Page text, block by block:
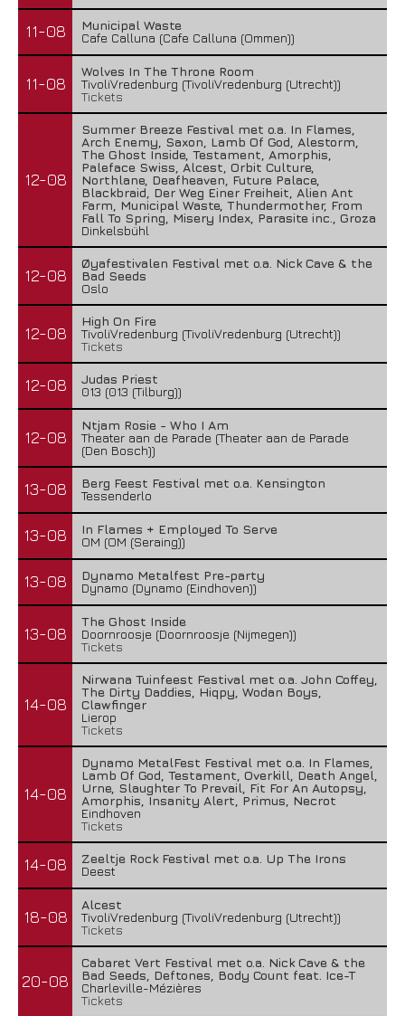
11-08
Municipal Waste
Cafe Calluna (Cafe Calluna (Ommen))
11-08
Wolves In The Throne Room
TivoliVredenburg (TivoliVredenburg (Utrecht))
Tickets
12-08
Summer Breeze Festival met o.a. In Flames,
Arch Enemy, Saxon, Lamb Of God, Alestorm,
The Ghost Inside, Testament, Amorphis,
Paleface Swiss, Alcest, Orbit Culture,
Northlane, Deafheaven, Future Palace,
Blackbraid, Der Weg Einer Freiheit, Alien Ant
Farm, Municipal Waste, Thundermother, From
Fall To Spring, Misery Index, Parasite inc., Groza
Dinkelsbühl
12-08
Øyafestivalen Festival met o.a. Nick Cave & the
Bad Seeds
Oslo
12-08
High On Fire
TivoliVredenburg (TivoliVredenburg (Utrecht))
Tickets
12-08
Judas Priest
013 (013 (Tilburg))
12-08
Ntjam Rosie - Who I Am
Theater aan de Parade (Theater aan de Parade
(Den Bosch))
13-08
Berg Feest Festival met o.a. Kensington
Tessenderlo
13-08
In Flames + Employed To Serve
OM (OM (Seraing))
13-08
Dynamo Metalfest Pre-party
Dynamo (Dynamo (Eindhoven))
13-08
The Ghost Inside
Doornroosje (Doornroosje (Nijmegen))
Tickets
14-08
Nirwana Tuinfeest Festival met o.a. John Coffey,
The Dirty Daddies, Hiqpy, Wodan Boys,
Clawfinger
Lierop
Tickets
14-08
Dynamo MetalFest Festival met o.a. In Flames,
Lamb Of God, Testament, Overkill, Death Angel,
Urne, Slaughter To Prevail, Fit For An Autopsy,
Amorphis, Insanity Alert, Primus, Necrot
Eindhoven
Tickets
14-08
Zeeltje Rock Festival met o.a. Up The Irons
Deest
18-08
Alcest
TivoliVredenburg (TivoliVredenburg (Utrecht))
Tickets
20-08
Cabaret Vert Festival met o.a. Nick Cave & the
Bad Seeds, Deftones, Body Count feat. Ice-T
Charleville-Mézières
Tickets